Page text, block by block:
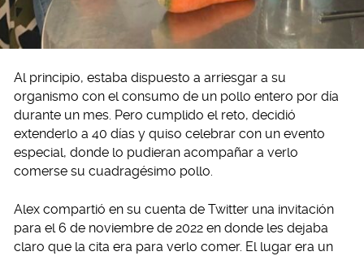
Al principio, estaba dispuesto a arriesgar a su
organismo con el consumo de un pollo entero por día
durante un mes. Pero cumplido el reto, decidió
extenderlo a 40 días y quiso celebrar con un evento
especial, donde lo pudieran acompañar a verlo
comerse su cuadragésimo pollo.
Alex compartió en su cuenta de Twitter una invitación
para el 6 de noviembre de 2022 en donde les dejaba
claro que la cita era para verlo comer. El lugar era un